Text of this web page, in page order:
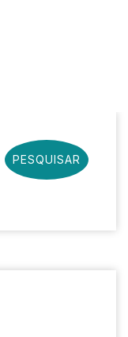
PESQUISAR